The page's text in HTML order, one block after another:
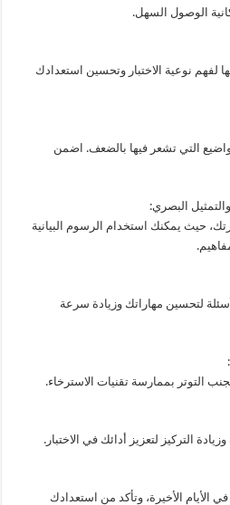
الوصول السهل.
لفهم نوعية الاختبار وتحسين استعدادك
التي تشعر فيها بالضعف. اضمن
حيث يمكنك استخدام الرسوم البيانية
لتحسين مهاراتك وزيادة سرعة
التوتر بممارسة تقنيات الاسترخاء.
التركيز لتعزيز أدائك في الاختبار.
الأيام الأخيرة، وتأكد من استعدادك